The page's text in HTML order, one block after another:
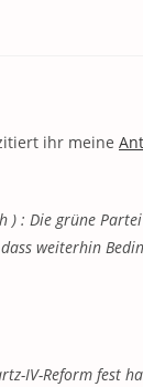
ihr meine
) : Die grüne
weiterhin
IV-Reform fest